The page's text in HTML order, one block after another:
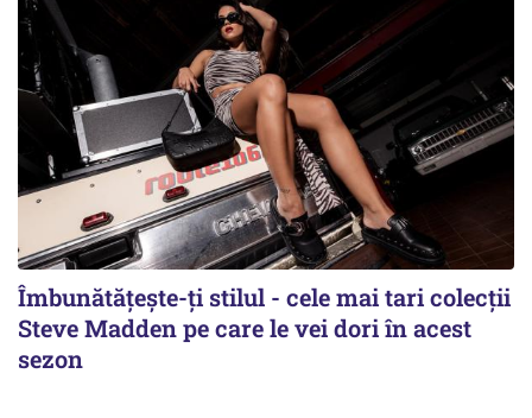
Îmbunătățește-ți stilul - cele mai tari colecții
Steve Madden pe care le vei dori în acest
sezon